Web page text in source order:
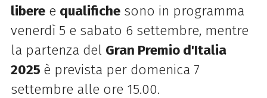
liberee qualifichesono in programma
venerdì 5 e sabato 6 settembre, mentre
la partenza del Gran Premio d'Italia
2025 è prevista per domenica 7
settembre alle ore 15.00.